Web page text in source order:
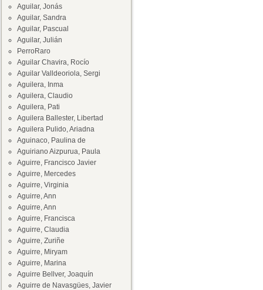
Aguilar, Jonás
Aguilar, Sandra
Aguilar, Pascual
Aguilar, Julián
PerroRaro
Aguilar Chavira, Rocío
Aguilar Valldeoriola, Sergi
Aguilera, Inma
Aguilera, Claudio
Aguilera, Pati
Aguilera Ballester, Libertad
Aguilera Pulido, Ariadna
Aguinaco, Paulina de
Aguiriano Aizpurua, Paula
Aguirre, Francisco Javier
Aguirre, Mercedes
Aguirre, Virginia
Aguirre, Ann
Aguirre, Ann
Aguirre, Francisca
Aguirre, Claudia
Aguirre, Zuriñe
Aguirre, Miryam
Aguirre, Marina
Aguirre Bellver, Joaquín
Aguirre de Navasgües, Javier